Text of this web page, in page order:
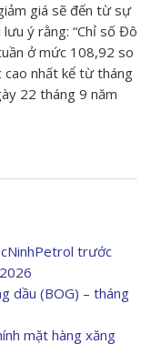
giá sẽ đến từ sự
ý rằng: “Chỉ số Đô
ở mức 108,92 so
nhất kể từ tháng
22 tháng 9 năm
trước
dầu (BOG) – tháng
mặt hàng xăng